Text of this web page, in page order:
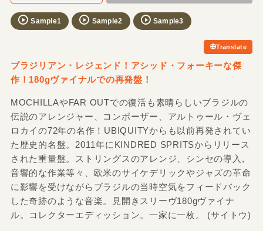
Sample1 Sample2 Sample3
Translate
ブラジリアン・レジェンド！アシッド・フォーキーな傑
作！180gヴァイナルでの再発盤！
MOCHILLAやFAR OUTでの復活も素晴らしいブラジルの
伝説のアレンジャー、コンポーザー、アルトゥール・ヴェ
ロカイの72年の名作！UBIQUITYからも以前再発されてい
た歴史的名盤。2011年にKINDRED SPRITSからリリース
された重量盤。ストリングスのアレンジ、シンセの導入,
音響的な作業等々、欧米のサイケデリックやジャズの革命
に影響を受けながらブラジルの当時空気をフィードバック
した奇跡のような音楽。見開きスリーヴ180gヴァイナ
ル。コレクターエディッション。一家に一枚。 (サイトウ)